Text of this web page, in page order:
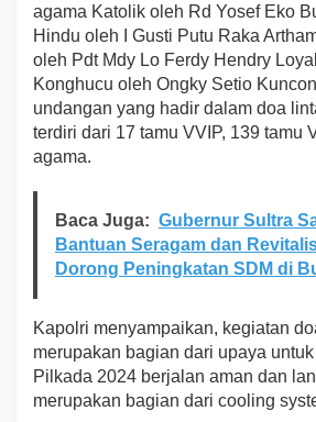
agama Katolik oleh Rd Yosef Eko
Hindu oleh I Gusti Putu Raka
oleh Pdt Mdy Lo Ferdy Hendry
Konghucu oleh Ongky Setio
undangan yang hadir dalam doa
terdiri dari 17 tamu VVIP, 139 tamu
agama.
Baca Juga: Gubernur Sultra
Bantuan Seragam dan
Dorong Peningkatan SDM di
Kapolri menyampaikan, kegiatan
merupakan bagian dari upaya
Pilkada 2024 berjalan aman dan
merupakan bagian dari cooling